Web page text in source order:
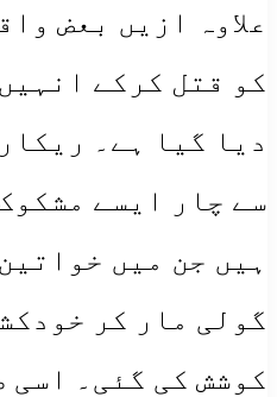
علاوہ ازیں بعض
کو قتل کرکے
دیا گیا ہے۔
سے چار ایسے
ہیں جن میں
گولی مار کر
کوشش کی گئی۔ اسی